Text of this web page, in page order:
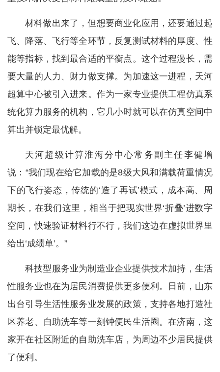
材料做出来了，但想要商业化应用，还要通过起
飞、降落、飞行等全环节，反复测试材料的厚度、性
能等指标，找到最合适的平衡点。这个过程漫长，需
要大量的人力、财力做支撑。为加速这一进程，天河
超算中心被引入进来。作为一家专业提供工程仿真系
统化算力服务的机构，它几小时就可以在仿真空间中
算出并锁定最优解。
天河超级计算淮海分中心常务副主任李健增
说：“我们现在给它加载的是8级大风和满载荷重情况
下的飞行姿态，传统的‘造了再试’模式，成本高、周
期长，在我们这里，相当于把现实世界‘折叠’进数字
空间，快速验证材料行不行，我们这边在虚拟世界里
给出‘成绩单’。”
科技型服务业为制造业企业提供技术加持，生活
性服务业也在为居民消费提供更多便利。日前，山东
出台引导生活性服务业发展的政策，支持各地打造社
区养老、自助洗车等一刻钟便民生活圈。在济南，这
家开在社区附近的自助洗车店，为周边不少居民提供
了便利。